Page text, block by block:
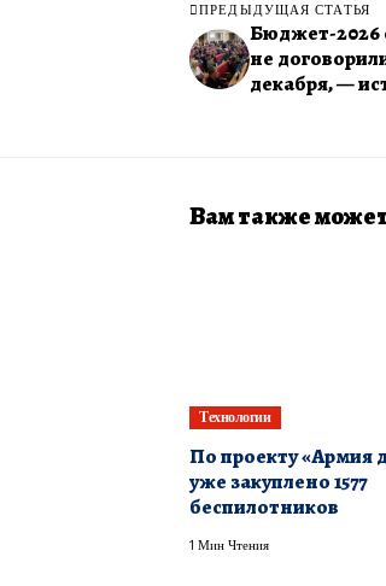
ПРЕДЫДУЩАЯ СТАТЬЯ
Бюджет-2026
не
декабря, —
Вам также
Технологии
По проекту «Армия
уже закуплено 1577
беспилотников
1 Мин Чтения